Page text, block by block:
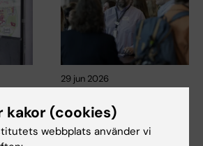
29 jun 2026
stärka stödet till KI-
anställda och
kakor (cookies)
webbplats använder vi